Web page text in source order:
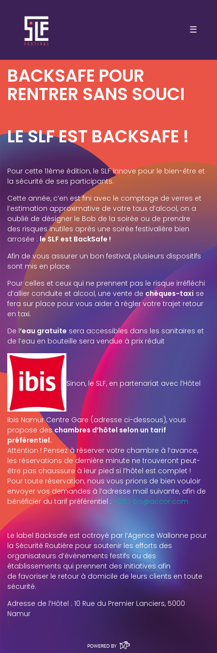
☰
BACKSAFE POUR
RENTRER SANS SOUCI
LE SLF EST BACKSAFE !
Pour cette 11ème édition, le SLF innove pour le bien-être et
la sécurité de ses participants.
Cette année, c’en est fini avec le comptage de verres et
l’estimation approximative de votre taux d’alcool, on a
oublié de désigner le Bob de la soirée ou de prendre
des risques inutiles après une soirée festivalière bien
arrosée : le SLF est BackSafe !
Afin de vous assurer un bon festival, plusieurs dispositifs
sont mis en place:
Pour celles et ceux qui ne prennent pas le risque irréfléchi
d’allier conduite et alcool, une vente de chèques-taxi se
fera sur place pour vous aider à régler votre trajet retour
en taxi.
De l‘eau gratuite sera accessibles dans les sanitaires et
de l’eau en bouteille sera vendue à prix réduit
Sinon, le SLF, en partenariat avec l’Hôtel
Ibis Namur Centre Gare (adresse ci-dessous), vous
propose deschambres d’hôtel selon un tarif
préférentiel.
Attention ! Pensez à réserver votre chambre à l’avance,
les réservations de dernière minute ne trouveront peut-
être pas chaussure à leur pied si l’hôtel est complet !
Pour toute réservation, nous vous prions de bien vouloir
envoyer vos demandes à l’adresse mail suivante, afin de
bénéficier du tarif préférentiel : H3151-bo@accor.com
Le label Backsafe est octroyé par l’Agence Wallonne pour
la Sécurité Routière pour soutenir les efforts des
organisateurs d’évènements festifs ou des
établissements qui prennent des initiatives afin
de favoriser le retour à domicile de leurs clients en toute
sécurité.
Adresse de l’Hôtel : 10 Rue du Premier Lanciers, 5000
Namur